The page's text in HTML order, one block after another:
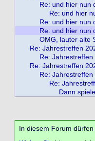
Re: und hier nun
Re: und hier
Re: und hier nun
Re: und hier nun
OMG, lauter alte
Re: Jahrestreffen
Re: Jahrestreffen
Re: Jahrestreffen
Re: Jahrestreffen
Re:
Dann
In diesem Forum